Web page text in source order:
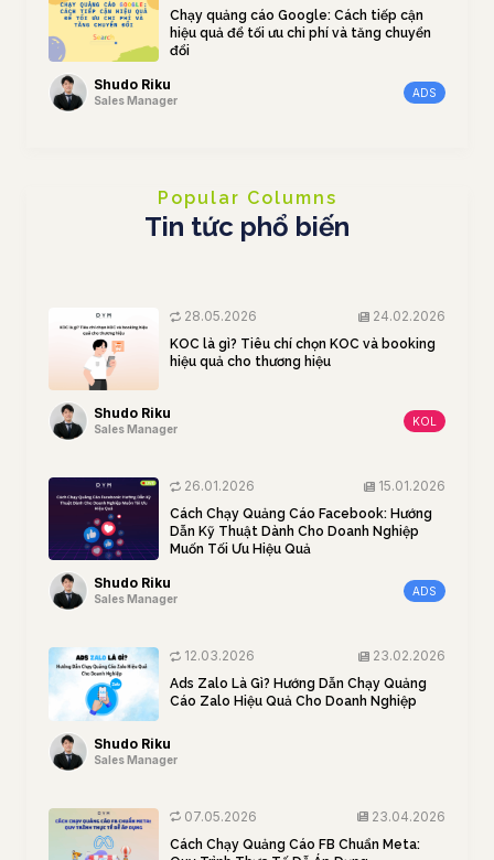
Chạy quảng cáo Google: Cách tiếp cận
hiệu quả để tối ưu chi phí và tăng chuyển
đổi
Shudo Riku
Sales Manager
ADS
Popular Columns
Tin tức phổ biến
28.05.2026 24.02.2026
KOC là gì? Tiêu chí chọn KOC và booking
hiệu quả cho thương hiệu
Shudo Riku
Sales Manager
KOL
26.01.2026 15.01.2026
Cách Chạy Quảng Cáo Facebook: Hướng
Dẫn Kỹ Thuật Dành Cho Doanh Nghiệp
Muốn Tối Ưu Hiệu Quả
Shudo Riku
Sales Manager
ADS
12.03.2026 23.02.2026
Ads Zalo Là Gì? Hướng Dẫn Chạy Quảng
Cáo Zalo Hiệu Quả Cho Doanh Nghiệp
Shudo Riku
Sales Manager
07.05.2026 23.04.2026
Cách Chạy Quảng Cáo FB Chuẩn Meta: